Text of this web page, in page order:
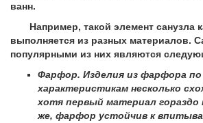
ванн.
Например, такой элемент санузла
выполняется из разных материалов.
популярными из них являются
Фарфор. Изделия из фарфора
характеристикам несколько
хотя первый материал гораздо
же, фарфор устойчив к